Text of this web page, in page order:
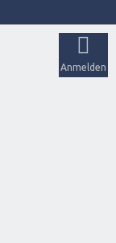
Anmelden